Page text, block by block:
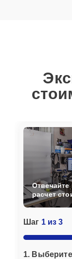
Шаг 1 из 3
1.
расчет